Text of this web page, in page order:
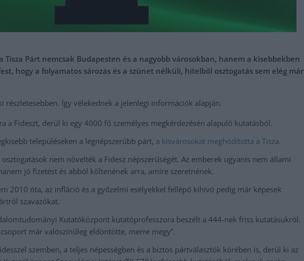
Tisza Párt nemcsak Budapesten és a nagyobb városokban, hanem a kisebbekben
hogy a folyamatos sározás és a szünet nélküli, hitelből osztogatás sem elég már
részletesebben. Így vélekednek a jelenlegi információk alapján.
a Fideszt, derül ki egy 4000 fő személyes megkérdezésén alapuló kutatásból.
településeken a legnépszerűbb párt, a kisvárosokat meghódította a Tisza.
nem növelték a Fidesz népszerűségét. Az emberek ugyanis nem állami
jó fizetést és abból költenének arra, amire szeretnének.
2010 óta, az infláció és a győzelmi esélyekkel fellépő kihívó pedig már képesek
szavazókat.
Kutatóközpont kutatóprofesszora beszélt a 444-nek friss kutatásukról.
már valószínűleg eldöntötte, merre megy”.
szemben, a teljes népességben és a biztos pártválasztók körében is, derül ki az